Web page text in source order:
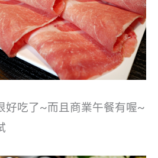
好吃了~而且商業午餐有喔~